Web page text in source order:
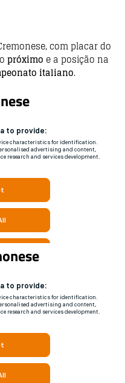
com placar do
próximo e a posição na
italiano.